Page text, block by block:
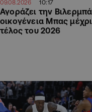
09.08.2026 10:17
Αγοράζει την
οικογένεια Μπας
τέλος του 2026